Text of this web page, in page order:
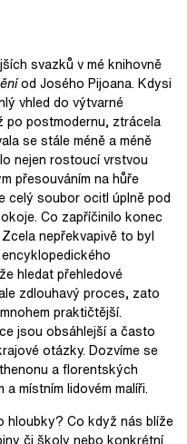
svazků v mé knihovně
od Josého Pijoana. Kdysi
vhled do výtvarné
po postmodernu, ztrácela
se stále méně a méně
nejen rostoucí vrstvou
přesouváním na hůře
celý soubor ocitl úplně pod
Co zapříčinilo konec
nepřekvapivě to byl
hledat přehledové
zdlouhavý proces, zato
praktičtější.
jsou obsáhlejší a často
otázky. Dozvíme se
a florentských
místním lidovém malíři.
hloubky? Co když nás blíže
či školy nebo konkrétní